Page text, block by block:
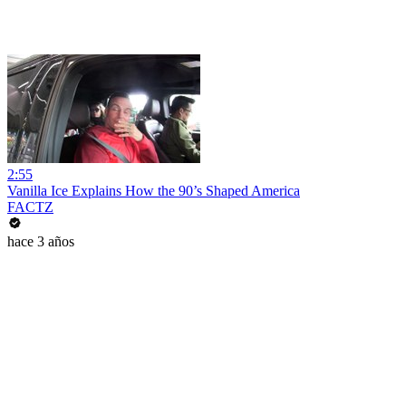
2:55
Vanilla Ice Explains How the 90’s Shaped America
FACTZ
hace 3 años